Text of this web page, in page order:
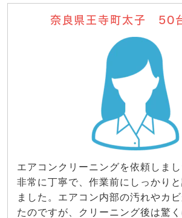
奈良県王寺町太子 50
エアコンクリーニングを依頼しま
非常に丁寧で、作業前にしっかり
ました。エアコン内部の汚れやカ
たのですが、クリーニング後は驚